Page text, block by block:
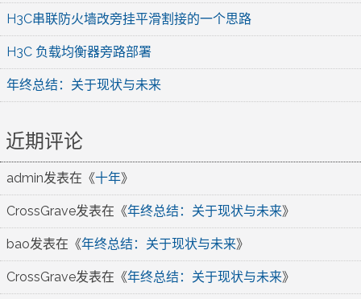
H3C串联防火墙改旁挂平滑割接的一个思路
H3C 负载均衡器旁路部署
年终总结：关于现状与未来
近期评论
admin发表在《十年》
CrossGrave发表在《年终总结：关于现状与未来》
bao发表在《年终总结：关于现状与未来》
CrossGrave发表在《年终总结：关于现状与未来》